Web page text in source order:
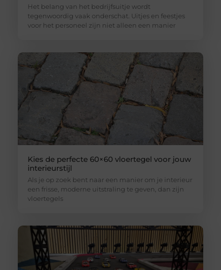
Het belang van het bedrijfsuitje wordt
tegenwoordig vaak onderschat. Uitjes en feestjes
voor het personeel zijn niet alleen een manier
Kies de perfecte 60×60 vloertegel voor jouw
interieurstijl
Als je op zoek bent naar een manier om je interieur
een frisse, moderne uitstraling te geven, dan zijn
vloertegels